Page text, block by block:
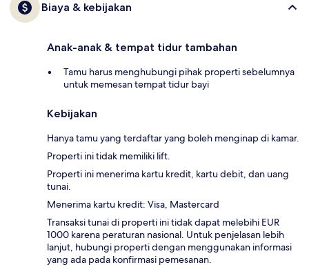
Biaya & kebijakan
Anak-anak & tempat tidur tambahan
Tamu harus menghubungi pihak properti sebelumnya
untuk memesan tempat tidur bayi
Kebijakan
Hanya tamu yang terdaftar yang boleh menginap di kamar.
Properti ini tidak memiliki lift.
Properti ini menerima kartu kredit, kartu debit, dan uang
tunai.
Menerima kartu kredit: Visa, Mastercard
Transaksi tunai di properti ini tidak dapat melebihi EUR
1000 karena peraturan nasional. Untuk penjelasan lebih
lanjut, hubungi properti dengan menggunakan informasi
yang ada pada konfirmasi pemesanan.